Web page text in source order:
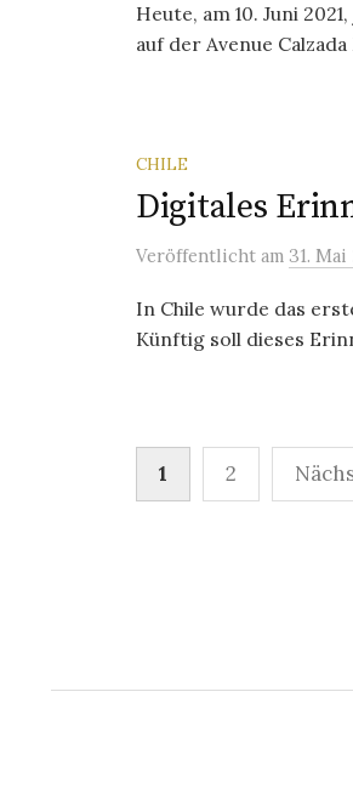
Heute, am 10. Juni
auf der Avenue
CHILE
Digitales
Veröffentlicht am 31. Mai
In Chile wurde das
Künftig soll dieses
1 2